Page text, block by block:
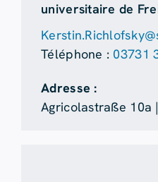
universitaire de
Téléphone : 03731
Adresse :
Agricolastraße 10a